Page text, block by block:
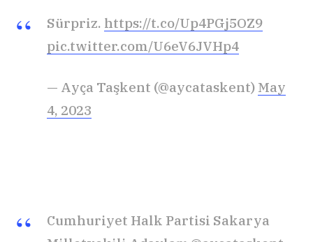
Sürpriz. https://t.co/Up4PGj5OZ9
pic.twitter.com/U6eV6JVHp4
— Ayça Taşkent (@aycataskent) May
4, 2023
Cumhuriyet Halk Partisi Sakarya